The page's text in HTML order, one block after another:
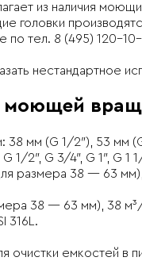
из наличия
головки
по тел. 8 (495) 120-
нестандартное
моющей
мм (G 1/2″), 53 мм (G
2″, G 3/4″, G 1″, G 1 1/
размера 38 — 63
38 — 63 мм), 38
316L.
очистки емкостей в